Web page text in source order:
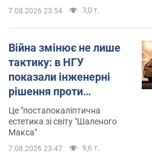
7.08.2026 23:54 3,0 т.
Війна змінює не лише
тактику: в НГУ
показали інженерні
рішення проти
російських FPV-дронів.
Фото
Це "постапокаліптична
естетика зі світу "Шаленого
Макса"
7.08.2026 23:47 9,6 т.